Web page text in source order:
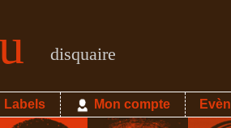
disquaire
Labels Mon compte